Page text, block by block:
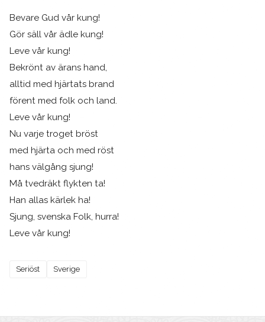
Bevare Gud vår kung!
Gör säll vår ädle kung!
Leve vår kung!
Bekrönt av ärans hand,
alltid med hjärtats brand
förent med folk och land.
Leve vår kung!
Nu varje troget bröst
med hjärta och med röst
hans välgång sjung!
Må tvedräkt flykten ta!
Han allas kärlek ha!
Sjung, svenska Folk, hurra!
Leve vår kung!
Seriöst Sverige